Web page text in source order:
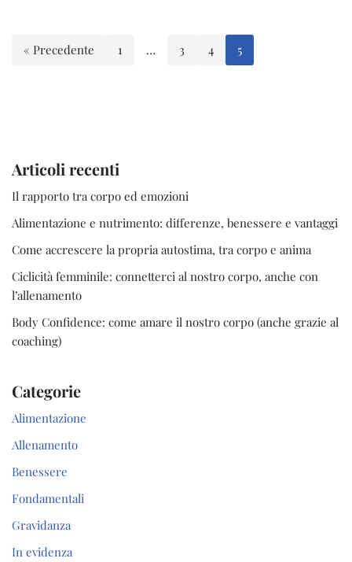
« Precedente 1 … 3 4 5
Articoli recenti
Il rapporto tra corpo ed emozioni
Alimentazione e nutrimento: differenze, benessere e vantaggi
Come accrescere la propria autostima, tra corpo e anima
Ciclicità femminile: connetterci al nostro corpo, anche con
l’allenamento
Body Confidence: come amare il nostro corpo (anche grazie al
coaching)
Categorie
Alimentazione
Allenamento
Benessere
Fondamentali
Gravidanza
In evidenza